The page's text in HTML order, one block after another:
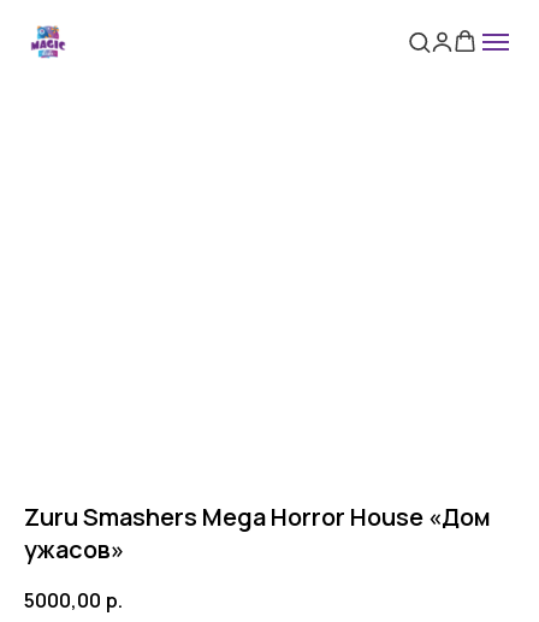
Zuru Smashers Mega Horror House «Дом
ужасов»
5000,00 р.